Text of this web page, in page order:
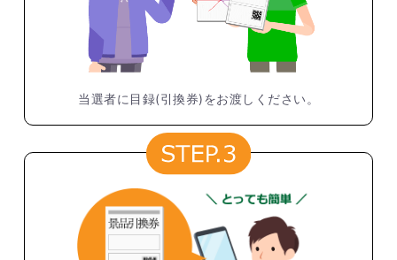
当選者に目録(引換券)をお渡しください。